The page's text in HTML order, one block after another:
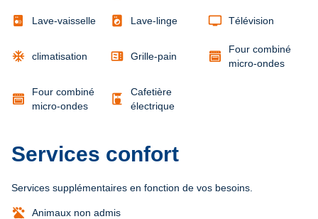
Lave-vaisselle local_laundry_service Lave-linge tv Télévision
ac_unit climatisation microwave Grille-pain
Four combiné
micro-ondes
Four combiné
micro-ondes
coffee_maker
Cafetière
électrique
Services confort
Services supplémentaires en fonction de vos besoins.
Animaux non admis